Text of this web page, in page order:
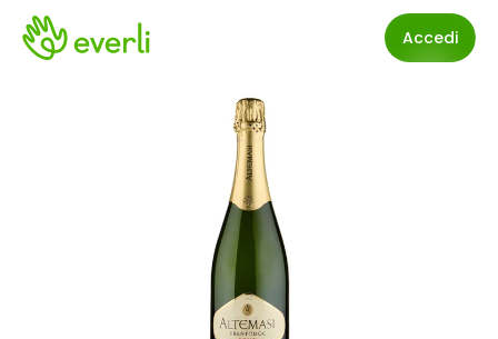
Accedi